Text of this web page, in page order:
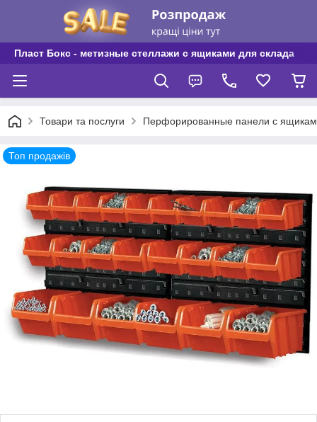
Пласт Бокс - метизные стеллажи с ящиками для склада
Товари та послуги Перфорированные панели с
Топ продажів